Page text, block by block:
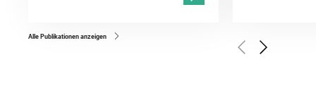
Golombek, M. and
Herkenhoff, K. and
Alle Publikationen anzeigen